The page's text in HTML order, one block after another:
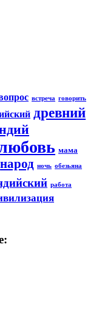
встреча говорить
древний
мама
народ ночь обезьяна
работа